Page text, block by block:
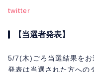
twitter
【当選者発表】
5/7(木)ごろ当選結果を
発表は当選された方への